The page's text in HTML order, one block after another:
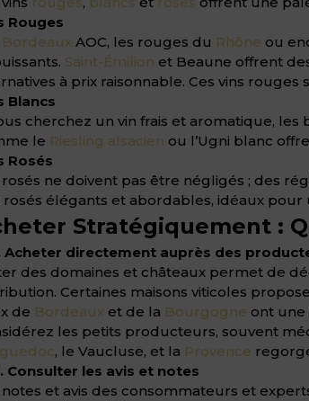
Rouges
Bordeaux AOC, les rouges du Rhône ou
Saint-Émilion et Beaune offrent
à prix raisonnable. Ces vins
Blancs
cherchez un vin frais et aromatique,
le Riesling alsacien ou l’Ugni blanc
Rosés
rosés ne doivent pas être négligés ; des
rosés élégants et abordables, idéaux pour
Stratégiquement :
Acheter directement auprès des
des domaines et châteaux permet de
Certaines maisons viticoles
de Bordeaux et de la Bourgogne ont une
les petits producteurs, souvent
, le Vaucluse, et la Provence
Consulter les avis et notes
notes et avis des consommateurs et